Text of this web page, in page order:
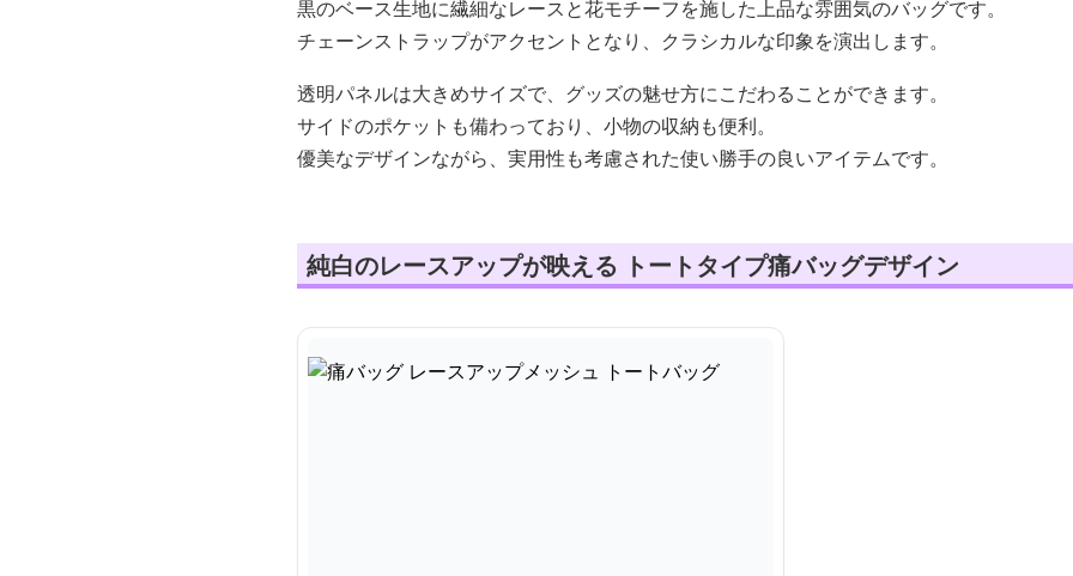
黒のベース生地に繊細なレースと花モチーフを施した上品な雰囲気のバッグです。
チェーンストラップがアクセントとなり、クラシカルな印象を演出します。
透明パネルは大きめサイズで、グッズの魅せ方にこだわることができます。
サイドのポケットも備わっており、小物の収納も便利。
優美なデザインながら、実用性も考慮された使い勝手の良いアイテムです。
純白のレースアップが映える トートタイプ痛バッグデザイン